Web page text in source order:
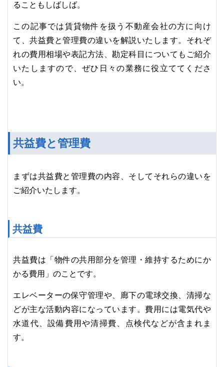
ることもしばしば。
この記事では賃貸物件を扱う不動産会社の方に向け
て、共益費と管理費の違いを解説いたします。それぞ
れの費用相場や表記方法、勘定科目についてもご紹介
いたしますので、ぜひ日々の業務に役立ててくださ
い。
共益費と管理費
まずは共益費と管理費の内容、そしてそれらの違いを
ご紹介いたします。
共益費
共益費は「物件の共用部分を管理・維持するためにか
かる費用」のことです。
エレベーターの保守管理や、廊下の電球交換、清掃な
どが主な活動内容になっています。費用には電気代や
水道代、設備費用や清掃費、点検代などが含まれま
す。